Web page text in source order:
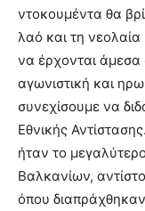
ντοκουμέντα θα
λαό και τη
να έρχονται
αγωνιστική και
συνεχίσουμε να
Εθνικής
ήταν το
Βαλκανίων,
όπου